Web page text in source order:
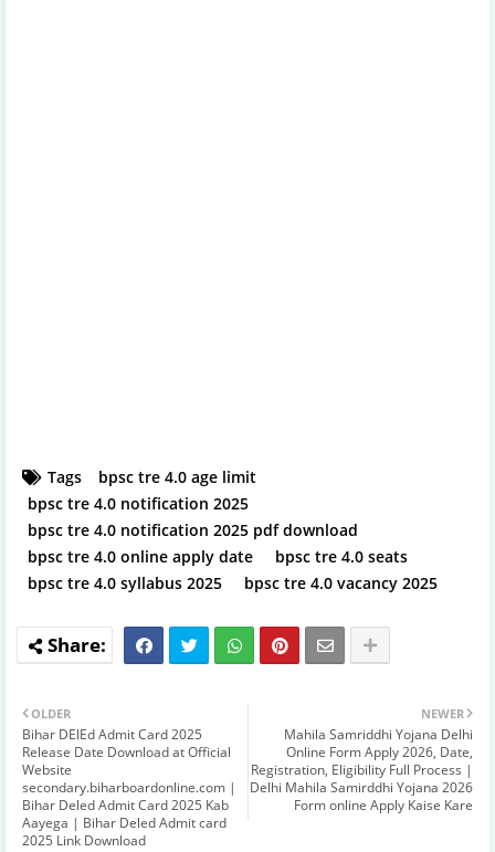
Tags
bpsc tre 4.0 age limit
bpsc tre 4.0 notification 2025
bpsc tre 4.0 notification 2025 pdf download
bpsc tre 4.0 online apply date
bpsc tre 4.0 seats
bpsc tre 4.0 syllabus 2025
bpsc tre 4.0 vacancy 2025
NEWER
Mahila Samriddhi Yojana Delhi
Online Form Apply 2026, Date,
Registration, Eligibility Full Process |
Delhi Mahila Samirddhi Yojana 2026
Form online Apply Kaise Kare
OLDER
Bihar DElEd Admit Card 2025
Release Date Download at Official
Website
secondary.biharboardonline.com |
Bihar Deled Admit Card 2025 Kab
Aayega | Bihar Deled Admit card
2025 Link Download